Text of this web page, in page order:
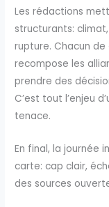
Les rédactions
structurants:
rupture. Chacun
recompose les
prendre des
C’est tout l’enjeu
tenace.
En final, la journée
carte: cap clair,
des sources